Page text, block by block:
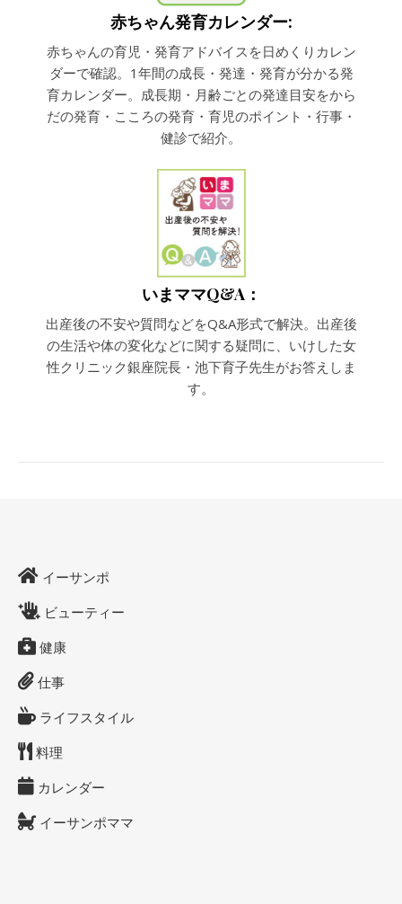
赤ちゃん発育カレンダー:
赤ちゃんの育児・発育アドバイスを日めくりカレン
ダーで確認。1年間の成長・発達・発育が分かる発
育カレンダー。成長期・月齢ごとの発達目安をから
だの発育・こころの発育・育児のポイント・行事・
健診で紹介。
いまママQ&A：
出産後の不安や質問などをQ&A形式で解決。出産後
の生活や体の変化などに関する疑問に、いけした女
性クリニック銀座院長・池下育子先生がお答えしま
す。
イーサンポ
ビューティー
健康
仕事
ライフスタイル
料理
カレンダー
イーサンポママ